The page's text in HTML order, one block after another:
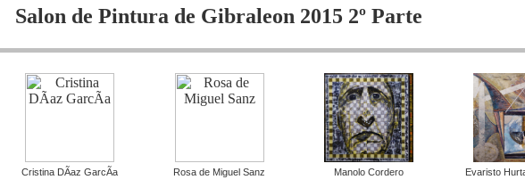
Salon de Pintura de Gibraleon 2015 2º Parte
Cristina DÃ­az GarcÃ­a Rosa de Miguel Sanz Manolo Cordero Evaristo